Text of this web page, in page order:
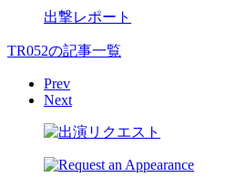
出撃レポート
TR052の記事一覧
Prev
Next